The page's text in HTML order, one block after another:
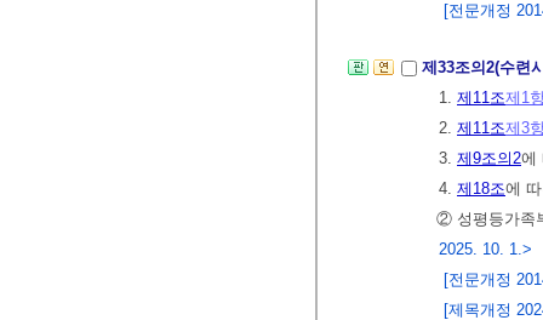
[전문개정
제33조의2(수련
1. 제11조제1
2. 제11조제3
3. 제9조의2에
4. 제18조에
② 성평등가족
2025. 10. 1.>
[전문개정
[제목개정